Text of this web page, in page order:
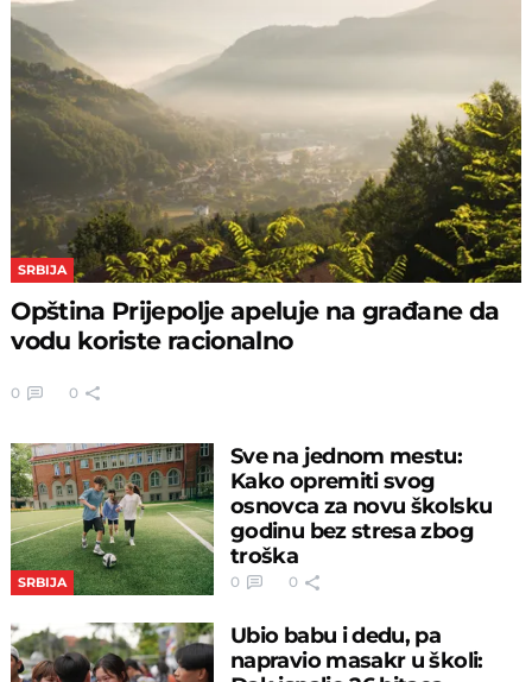
SRBIJA
Opština Prijepolje apeluje na građane da
vodu koriste racionalno
0 0
SRBIJA
Sve na jednom mestu:
Kako opremiti svog
osnovca za novu školsku
godinu bez stresa zbog
troška
0 0
Ubio babu i dedu, pa
napravio masakr u školi: